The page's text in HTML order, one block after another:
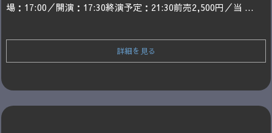
場：17:00／開演：17:30終演予定：21:30前売2,500円／当 ...
詳細を見る